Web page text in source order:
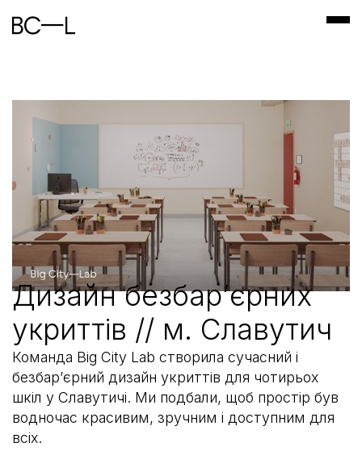
Дизайн безбарʼєрних
укриттів // м. Славутич
Команда Big City Lab створила сучасний і
безбар’єрний дизайн укриттів для чотирьох
шкіл у Славутичі. Ми подбали, щоб простір був
водночас красивим, зручним і доступним для
всіх.